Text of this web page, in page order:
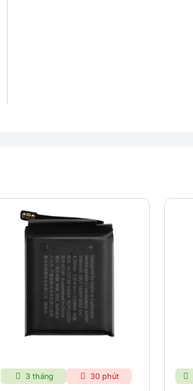
3 tháng 30 phút